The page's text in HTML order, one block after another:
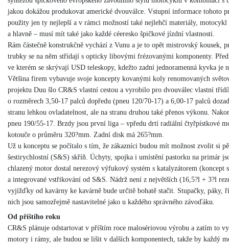
jakou dokážou produkovat americké dvouválce. Vstupní informace tohoto
použity jen ty nejlepší a v rámci možností také nejlehčí materiály,
a hlavně – musí mít také jako každé céeresko špičkové jízdní vlastnosti.
Rám částečně konstrukčně vychází z Vunu a je to opět mistrovský kousek,
trubky se na něm střídají s opticky libovými frézovanými komponenty.
ve kterém se skrývají USD teleskopy, kdežto zadní jednoramenná kyvka je
Většina firem vybavuje svoje koncepty kovanými koly renomovaných
projektu Duu šlo CR&S vlastní cestou a vyrobilo pro dvouválec vlastní
o rozměrech 3,50-17 palců dopředu (pneu 120/70-17) a 6,00-17 palců
stranu lehkou ovladatelnost, ale na stranu druhou také přenos výkonu.
pneu 190/55-17. Brzdy jsou první liga – vpředu drtí radiální čtyřpístkové
kotouče o průměru 320?mm. Zadní disk má 265?mm.
Už u konceptu se počítalo s tím, že zákazníci budou mít možnost zvolit si
šestirychlostní (S&S) skříň. Úchyty, spojka i umístění pastorku na primár
chlazený motor dostal nerezový výfukový systém s katalyzátorem
a integrované vstřikování od S&S. Nádrž není z největších (16,5?l + 3?l
vyjížďky od kavárny ke kavárně bude určitě bohatě stačit. Stupačky, páky,
nich jsou samozřejmě nastavitelné jako u každého správného závoďáku.
Od příštího roku
CR&S plánuje odstartovat v příštím roce malosériovou výrobu a zatím to
motory i rámy, ale budou se lišit v dalších komponentech, takže by každý